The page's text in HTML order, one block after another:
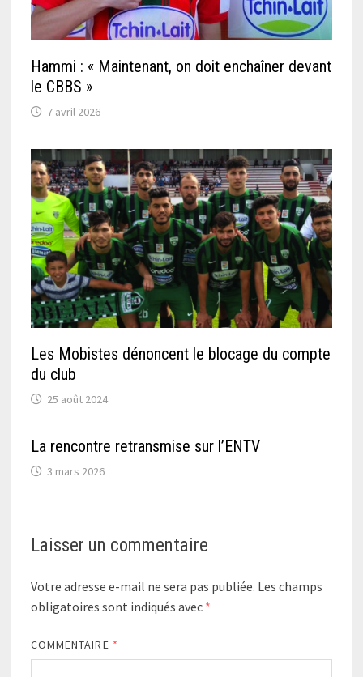
Hammi : « Maintenant, on doit enchaîner devant
le CBBS »
7 avril 2026
Les Mobistes dénoncent le blocage du compte
du club
25 août 2024
La rencontre retransmise sur l’ENTV
3 mars 2026
Laisser un commentaire
Votre adresse e-mail ne sera pas publiée. Les champs
obligatoires sont indiqués avec *
COMMENTAIRE *